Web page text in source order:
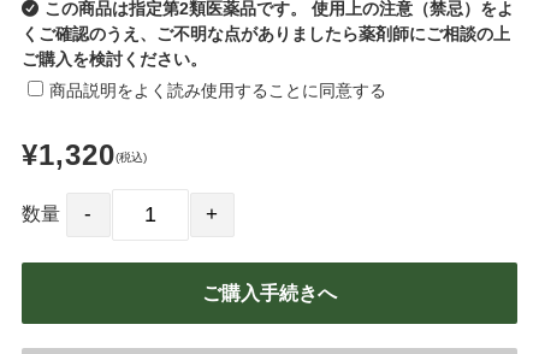
この商品は指定第2類医薬品です。 使用上の注意（禁忌）をよ
くご確認のうえ、ご不明な点がありましたら薬剤師にご相談の上
ご購入を検討ください。
商品説明をよく読み使用することに同意する
¥1,320(税込)
数量